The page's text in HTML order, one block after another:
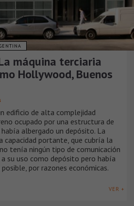
máquina terciaria
Hollywood, Buenos
edificio de alta complejidad
ocupado por una estructura de
albergado un depósito. La
capacidad portante, que cubría la
tenía ningún tipo de comunicación
su uso como depósito pero había
por razones económicas.
VER +